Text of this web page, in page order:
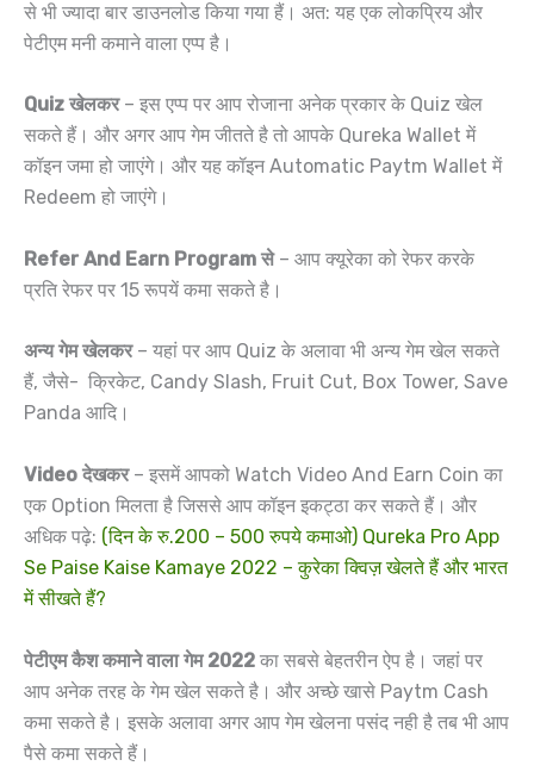
से भी ज्यादा बार डाउनलोड किया गया हैं। अत: यह एक लोकप्रिय और
पेटीएम मनी कमाने वाला एप्प है।
Quiz खेलकर– इस एप्प पर आप रोजाना अनेक प्रकार के Quiz खेल
सकते हैं। और अगर आप गेम जीतते है तो आपके Qureka Wallet में
कॉइन जमा हो जाएंगे। और यह कॉइन Automatic Paytm Wallet में
Redeem हो जाएंगे।
Refer And Earn Program से– आप क्यूरेका को रेफर करके
प्रति रेफर पर 15 रूपयें कमा सकते है।
अन्य गेम खेलकर– यहां पर आप Quiz के अलावा भी अन्य गेम खेल सकते
हैं, जैसे- क्रिकेट, Candy Slash, Fruit Cut, Box Tower, Save
Panda आदि।
Video देखकर– इसमें आपको Watch Video And Earn Coin का
एक Option मिलता है जिससे आप कॉइन इकट्ठा कर सकते हैं। और
अधिक पढ़े: (दिन के रु.200 – 500 रुपये कमाओ) Qureka Pro App
Se Paise Kaise Kamaye 2022 – कुरेका क्विज़ खेलते हैं और भारत
में सीखते हैं?
पेटीएम कैश कमाने वाला गेम 2022 का सबसे बेहतरीन ऐप है। जहां पर
आप अनेक तरह के गेम खेल सकते है। और अच्छे खासे Paytm Cash
कमा सकते है। इसके अलावा अगर आप गेम खेलना पसंद नही है तब भी आप
पैसे कमा सकते हैं।